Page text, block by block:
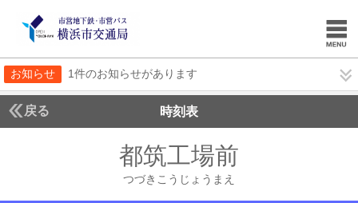
お知らせ 1件のお知らせがあります
戻る 時刻表
都筑工場前
つづきこうじょうまえ